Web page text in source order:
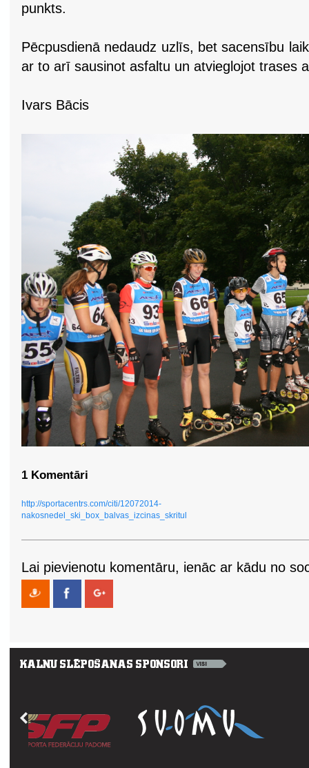
punkts.
Pēcpusdienā nedaudz uzlīs, bet sacensību
ar to arī sausinot asfaltu un atvieglojot trases
Ivars Bācis
1 Komentāri
http://sportacentrs.com/citi/12072014-
nakosnedel_ski_box_balvas_izcinas_skritul
Lai pievienotu komentāru, ienāc ar kādu no